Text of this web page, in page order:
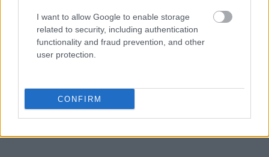
I want to allow Google to enable storage
related to security, including authentication
functionality and fraud prevention, and other
user protection.
CONFIRM
Ακολουθήστε τοinsider.gr στο Google News
και μάθετε
πρώτοι όλες τιςειδήσειςαπό την Ελλάδα και τον κόσμο.